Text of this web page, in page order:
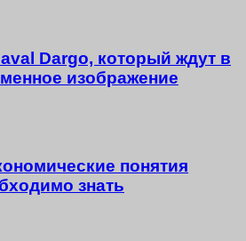
Dargo, который ждут в
изображение
понятия
знать